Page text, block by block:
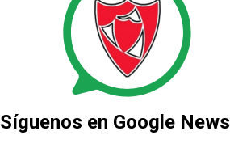
Síguenos en Google News